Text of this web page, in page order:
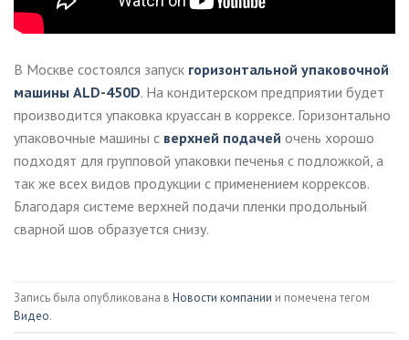
В Москве состоялся запуск горизонтальной упаковочной
машины ALD-450D. На кондитерском предприятии будет
производится упаковка круассан в коррексе. Горизонтально
упаковочные машины с верхней подачей очень хорошо
подходят для групповой упаковки печенья с подложкой, а
так же всех видов продукции с применением коррексов.
Благодаря системе верхней подачи пленки продольный
сварной шов образуется снизу.
Запись была опубликована в Новости компании и помечена тегом
Видео.